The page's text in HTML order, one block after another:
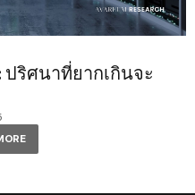
ริศนาที่ยากเกินจะ